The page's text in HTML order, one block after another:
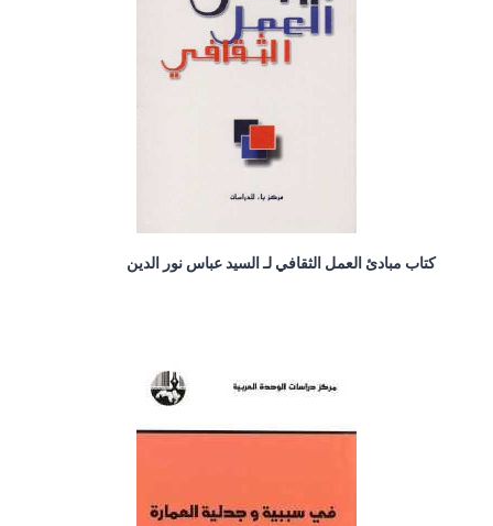
كتاب مبادئ العمل الثقافي لـ السيد عباس نور الدين